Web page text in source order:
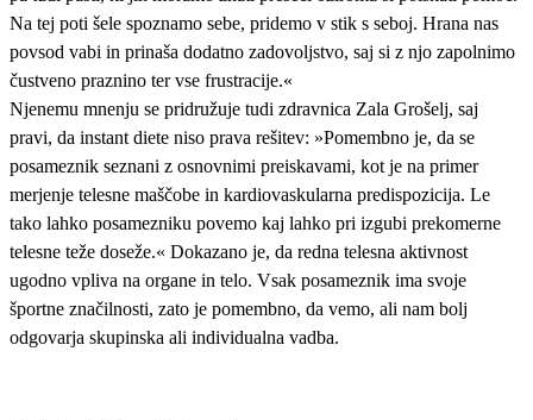
Na tej poti šele spoznamo sebe, pridemo v stik s seboj. Hrana nas
povsod vabi in prinaša dodatno zadovoljstvo, saj si z njo zapolnimo
čustveno praznino ter vse frustracije.«
Njenemu mnenju se pridružuje tudi zdravnica Zala Grošelj, saj
pravi, da instant diete niso prava rešitev: »Pomembno je, da se
posameznik seznani z osnovnimi preiskavami, kot je na primer
merjenje telesne maščobe in kardiovaskularna predispozicija. Le
tako lahko posamezniku povemo kaj lahko pri izgubi prekomerne
telesne teže doseže.« Dokazano je, da redna telesna aktivnost
ugodno vpliva na organe in telo. Vsak posameznik ima svoje
športne značilnosti, zato je pomembno, da vemo, ali nam bolj
odgovarja skupinska ali individualna vadba.